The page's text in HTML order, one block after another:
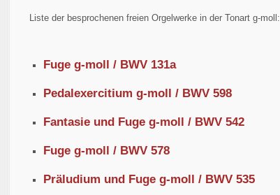
Liste der besprochenen freien Orgelwerke in der Tonart g-moll:
Fuge g-moll / BWV 131a
Pedalexercitium g-moll / BWV 598
Fantasie und Fuge g-moll / BWV 542
Fuge g-moll / BWV 578
Präludium und Fuge g-moll / BWV 535